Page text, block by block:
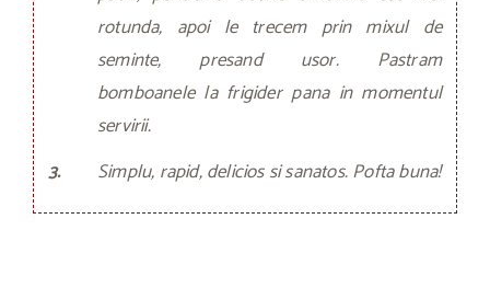
rotunda, apoi le trecem prin mixul de
seminte, presand usor. Pastram
bomboanele la frigider pana in momentul
servirii.
3.
Simplu, rapid, delicios si sanatos. Pofta buna!